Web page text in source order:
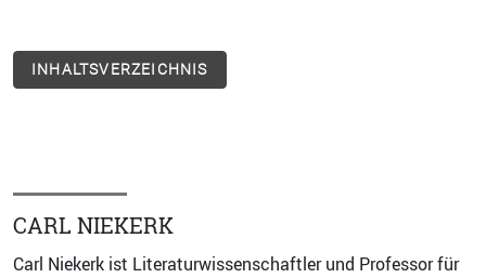
INHALTSVERZEICHNIS
CARL NIEKERK
Carl Niekerk ist Literaturwissenschaftler und Professor für